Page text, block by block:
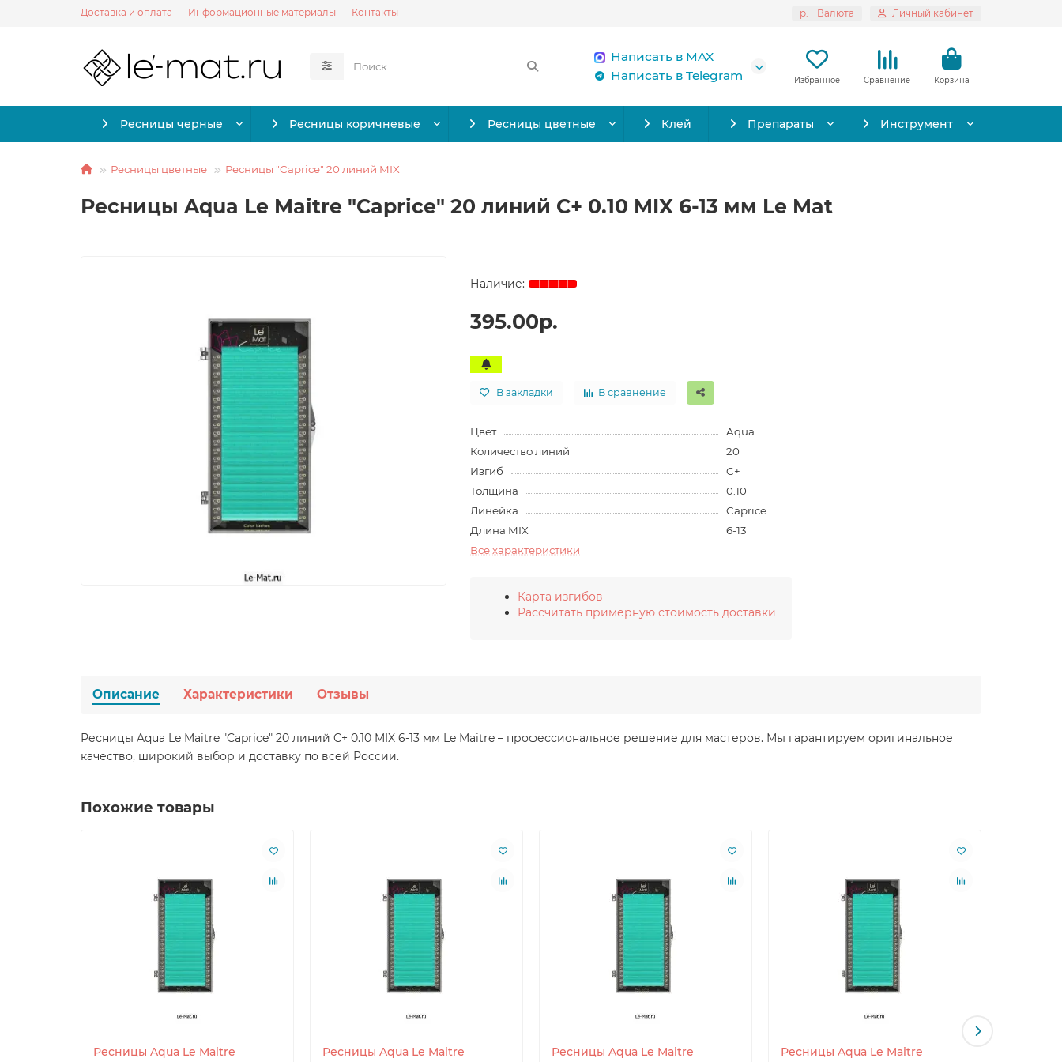
Доставка и оплата Информационные материалы Контакты р. Валюта Личный кабинет
Написать в MAX
Написать в Telegram
Избранное Сравнение Корзина
Ресницы черные Ресницы коричневые Ресницы цветные Клей Препараты Инструмент
Ресницы цветные Ресницы "Caprice" 20 линий MIX
Ресницы Aqua Le Maitre "Caprice" 20 линий C+ 0.10 MIX 6-13 мм Le Mat
395.00р.
В закладки В сравнение
Цвет
Aqua
Количество линий
20
Изгиб
C+
Толщина
0.10
Линейка
Caprice
Длина MIX
6-13
Все характеристики
Карта изгибов
Рассчитать примерную стоимость доставки
Описание Характеристики Отзывы
Ресницы Aqua Le Maitre "Caprice" 20 линий C+ 0.10 MIX 6-13 мм Le Maitre – профессиональное решение для мастеров. Мы гарантируем оригинальное
качество, широкий выбор и доставку по всей России.
Похожие товары
Ресницы Aqua Le Maitre
Ресницы Aqua Le Maitre
Ресницы Aqua Le Maitre
Ресницы Aqua Le Maitre